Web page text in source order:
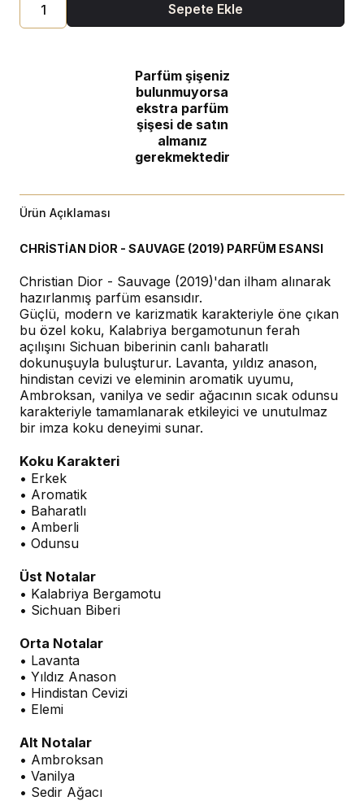
Sepete Ekle
Parfüm şişeniz
bulunmuyorsa
ekstra parfüm
şişesi de satın
almanız
gerekmektedir
Ürün Açıklaması
CHRİSTİAN DİOR - SAUVAGE (2019) PARFÜM ESANSI
Christian Dior - Sauvage (2019)'dan ilham alınarak
hazırlanmış parfüm esansıdır.
Güçlü, modern ve karizmatik karakteriyle öne çıkan
bu özel koku, Kalabriya bergamotunun ferah
açılışını Sichuan biberinin canlı baharatlı
dokunuşuyla buluşturur. Lavanta, yıldız anason,
hindistan cevizi ve eleminin aromatik uyumu,
Ambroksan, vanilya ve sedir ağacının sıcak odunsu
karakteriyle tamamlanarak etkileyici ve unutulmaz
bir imza koku deneyimi sunar.
Koku Karakteri
• Erkek
• Aromatik
• Baharatlı
• Amberli
• Odunsu
Üst Notalar
• Kalabriya Bergamotu
• Sichuan Biberi
Orta Notalar
• Lavanta
• Yıldız Anason
• Hindistan Cevizi
• Elemi
Alt Notalar
• Ambroksan
• Vanilya
• Sedir Ağacı